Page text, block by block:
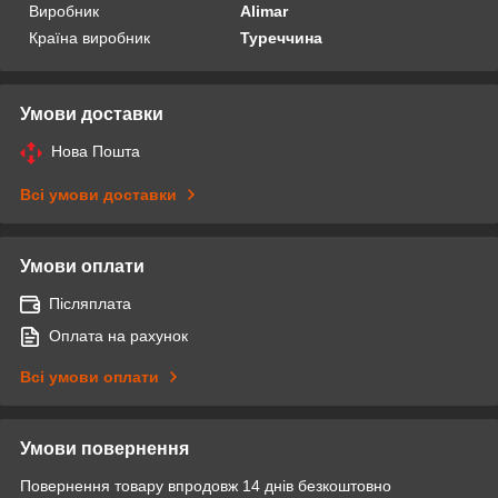
Виробник
Alimar
Країна виробник
Туреччина
Умови доставки
Нова Пошта
Всі умови доставки
Умови оплати
Післяплата
Оплата на рахунок
Всі умови оплати
Умови повернення
Повернення товару впродовж 14 днів безкоштовно